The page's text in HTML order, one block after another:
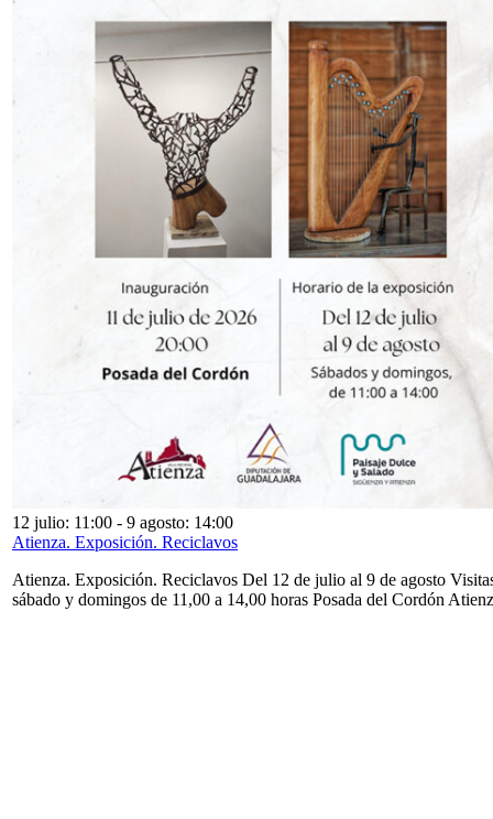
12 julio: 11:00 - 9 agosto: 14:00
Atienza. Exposición. Reciclavos
Atienza. Exposición. Reciclavos Del 12 de julio al 9 de agosto
sábado y domingos de 11,00 a 14,00 horas Posada del Cordón